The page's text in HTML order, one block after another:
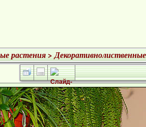
растения>Декоративнолиственные